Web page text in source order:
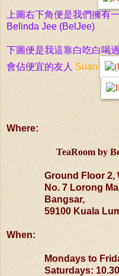
上圖右下角便是我們擁有
Belinda Jee (BelJee)
下圖便是我這靠白吃白喝
會佔便宜的友人 Suan
Where:
TeaRoom by
Ground Floor 2,
No. 7 Lorong
Bangsar,
59100 Kuala
When:
Mondays to
Saturdays: